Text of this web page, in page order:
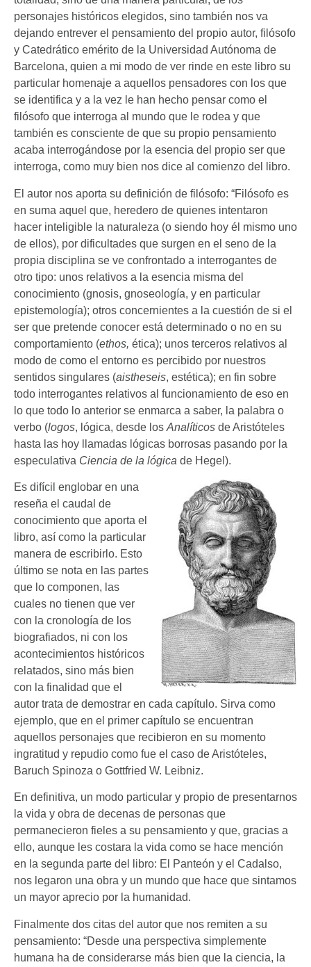
personajes históricos elegidos, sino también nos va
dejando entrever el pensamiento del propio autor, filósofo
y Catedrático emérito de la Universidad Autónoma de
Barcelona, quien a mi modo de ver rinde en este libro su
particular homenaje a aquellos pensadores con los que
se identifica y a la vez le han hecho pensar como el
filósofo que interroga al mundo que le rodea y que
también es consciente de que su propio pensamiento
acaba interrogándose por la esencia del propio ser que
interroga, como muy bien nos dice al comienzo del libro.
El autor nos aporta su definición de filósofo: “Filósofo es
en suma aquel que, heredero de quienes intentaron
hacer inteligible la naturaleza (o siendo hoy él mismo uno
de ellos), por dificultades que surgen en el seno de la
propia disciplina se ve confrontado a interrogantes de
otro tipo: unos relativos a la esencia misma del
conocimiento (gnosis, gnoseología, y en particular
epistemología); otros concernientes a la cuestión de si el
ser que pretende conocer está determinado o no en su
comportamiento (ethos, ética); unos terceros relativos al
modo de como el entorno es percibido por nuestros
sentidos singulares (aistheseis, estética); en fin sobre
todo interrogantes relativos al funcionamiento de eso en
lo que todo lo anterior se enmarca a saber, la palabra o
verbo (logos, lógica, desde los Analíticos de Aristóteles
hasta las hoy llamadas lógicas borrosas pasando por la
especulativa Ciencia de la lógica de Hegel).
Es difícil englobar en una
reseña el caudal de
conocimiento que aporta el
libro, así como la particular
manera de escribirlo. Esto
último se nota en las partes
que lo componen, las
cuales no tienen que ver
con la cronología de los
biografiados, ni con los
acontecimientos históricos
relatados, sino más bien
con la finalidad que el
autor trata de demostrar en cada capítulo. Sirva como
ejemplo, que en el primer capítulo se encuentran
aquellos personajes que recibieron en su momento
ingratitud y repudio como fue el caso de Aristóteles,
Baruch Spinoza o Gottfried W. Leibniz.
En definitiva, un modo particular y propio de presentarnos
la vida y obra de decenas de personas que
permanecieron fieles a su pensamiento y que, gracias a
ello, aunque les costara la vida como se hace mención
en la segunda parte del libro: El Panteón y el Cadalso,
nos legaron una obra y un mundo que hace que sintamos
un mayor aprecio por la humanidad.
Finalmente dos citas del autor que nos remiten a su
pensamiento: “Desde una perspectiva simplemente
humana ha de considerarse más bien que la ciencia, la